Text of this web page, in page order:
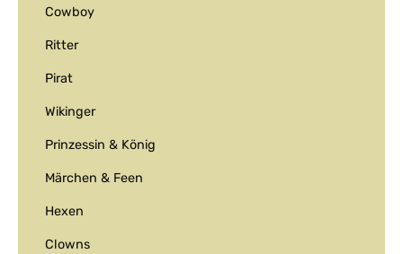
Cowboy
Ritter
Pirat
Wikinger
Prinzessin & König
Märchen & Feen
Hexen
Clowns